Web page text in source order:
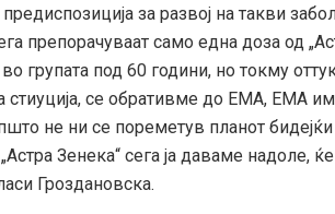
за развој на такви
препорачуваат само една доза од
групата под 60 години, но токму
стиуција, се обративме до ЕМА, ЕМА
не ни се пореметув планот
Зенека“ сега ја даваме надоле,
Гроздановска.